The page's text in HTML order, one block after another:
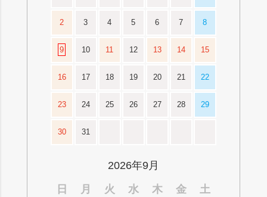
2 3 4 5 6 7 8
9 10 11 12 13 14 15
16 17 18 19 20 21 22
23 24 25 26 27 28 29
30 31
2026年9月
日
月 火 水 木 金 土